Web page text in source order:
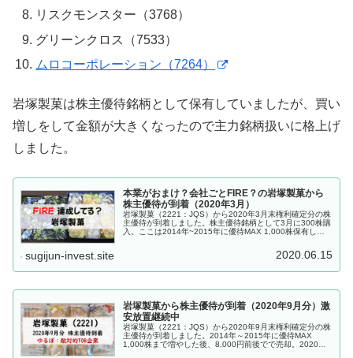
リスクモンスター（3768）
グリーンクロス（7533）
ムロコーポレーション（7264）
岩塚製菓は株主優待銘柄として保有していましたが、買い
増しをして金額が大きくなったので主力銘柄扱いに格上げ
しました。
本業がおまけ？会社ごとFIRE？の岩塚製菓から
株主優待が到着（2020年3月）
岩塚製菓（2221：JQS）から2020年3月末権利確定分の株
主優待が到着しました。株主優待銘柄として3月に300株購
入。ここは2014年~2015年に優待MAX 1,000株保有して
sugijun-invest.site 2020.06.15
岩塚製菓から株主優待が到着（2020年9月分）激
安放置継続中
岩塚製菓（2221：JQS）から2020年9月末権利確定分の株
主優待が到着しました。2014年～2015年に優待MAX
1,000株まで増やした後、8,000円前後でで売却。2020年3